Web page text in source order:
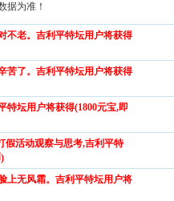
据为准！
不老。吉利平特坛用户将获得
苦了。吉利平特坛用户将获得
特坛用户将获得(1800元宝,即
假活动观察与思考,吉利平特
上无风霜。吉利平特坛用户将